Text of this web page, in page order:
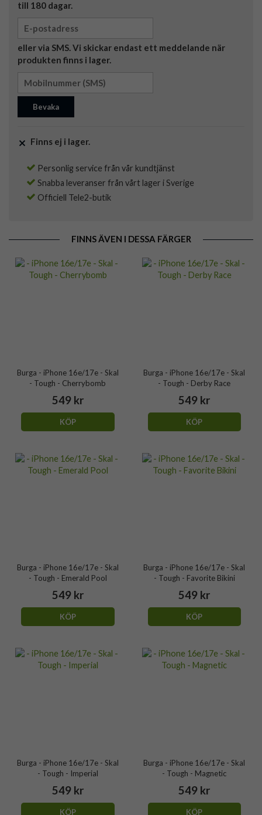
till 180 dagar.
eller via SMS. Vi skickar endast ett meddelande när
produkten finns i lager.
Bevaka
Finns ej i lager.
Personlig service från vår kundtjänst
Snabba leveranser från vårt lager i Sverige
Officiell Tele2-butik
FINNS ÄVEN I DESSA FÄRGER
Burga - iPhone 16e/17e - Skal
- Tough - Cherrybomb
549 kr
KÖP
Burga - iPhone 16e/17e - Skal
- Tough - Derby Race
549 kr
KÖP
Burga - iPhone 16e/17e - Skal
- Tough - Emerald Pool
549 kr
KÖP
Burga - iPhone 16e/17e - Skal
- Tough - Favorite Bikini
549 kr
KÖP
Burga - iPhone 16e/17e - Skal
- Tough - Imperial
549 kr
KÖP
Burga - iPhone 16e/17e - Skal
- Tough - Magnetic
549 kr
KÖP